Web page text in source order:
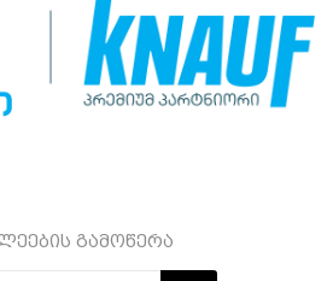
გამოწერა